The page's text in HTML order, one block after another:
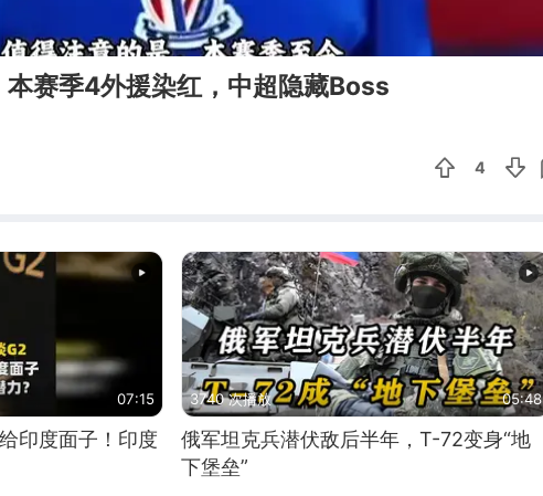
00:26
赛季4外援染红，中超隐藏Boss
4
07:15
印度面子！印度
3740 次播放 05:48
俄军坦克兵潜伏敌后半年，T-72变身“地
下堡垒”